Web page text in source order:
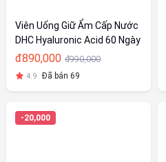
Viên Uống Giữ Ẩm Cấp Nước
DHC Hyaluronic Acid 60 Ngày
đ890,000 đ990,000
4.9 Đã bán 69
-20,000